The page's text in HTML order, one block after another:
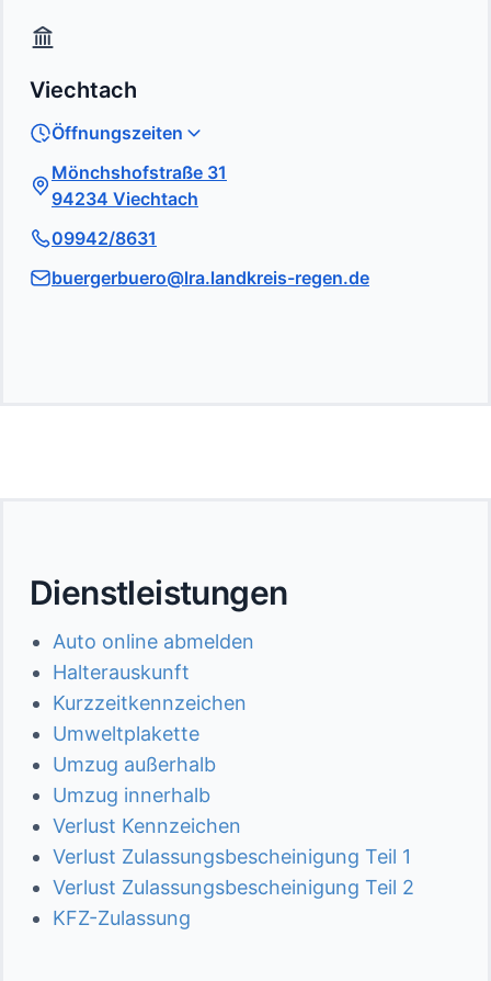
Viechtach
Öffnungszeiten
Mönchshofstraße 31
94234 Viechtach
09942/8631
buergerbuero@lra.landkreis-regen.de
Dienstleistungen
Auto online abmelden
Halterauskunft
Kurzzeitkennzeichen
Umweltplakette
Umzug außerhalb
Umzug innerhalb
Verlust Kennzeichen
Verlust Zulassungsbescheinigung Teil 1
Verlust Zulassungsbescheinigung Teil 2
KFZ-Zulassung